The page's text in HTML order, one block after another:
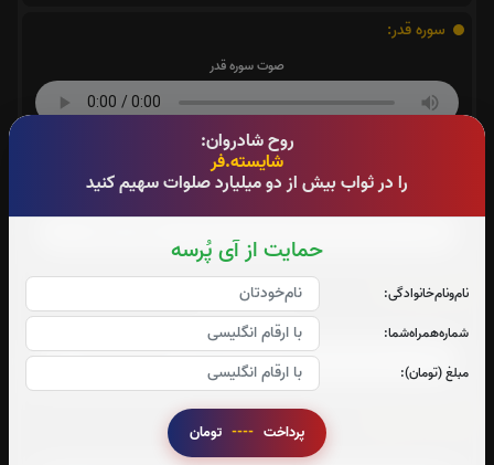
روح شادروان:
شایسته.فر
را در ثواب بیش از دو میلیارد صلوات سهیم کنید
حمایت از آی پُرسه
نام‌و‌نام‌خانوادگی:
شماره‌همراه‌شما:
مبلغ (تومان):
پرداخت ----
سوره قدر:
صوت سوره قدر
صوت سوره واقعه
سوره ملک:
صوت سوره ملک
صوت آیت الکرسی